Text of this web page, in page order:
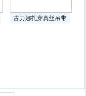
古力娜扎穿真丝吊带